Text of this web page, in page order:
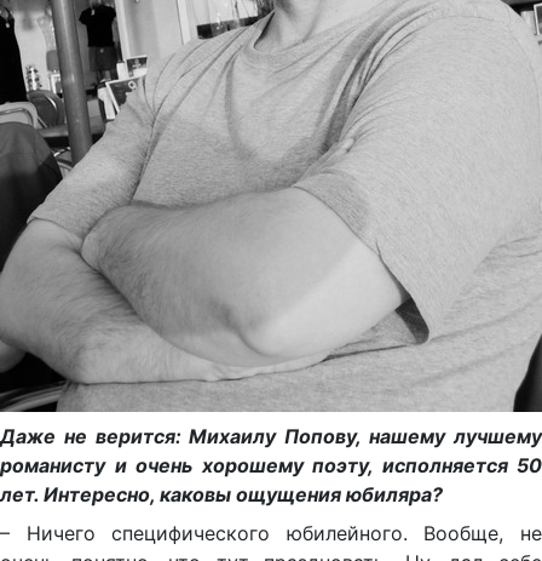
Даже не верится: Михаилу Попову, нашему лучшему
романисту и очень хорошему поэту, исполняется 50
лет. Интересно, каковы ощущения юбиляра?
– Ничего специфического юбилейного. Вообще, не